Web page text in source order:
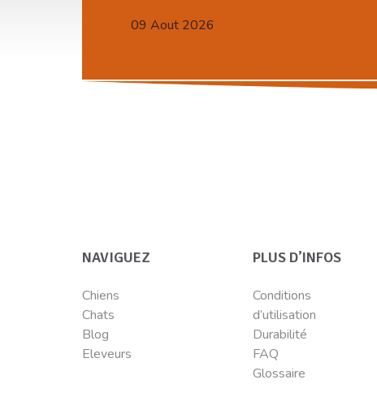
09 Aout 2026
NAVIGUEZ
Chiens
Chats
Blog
Eleveurs
PLUS D’INFOS
Conditions
d’utilisation
Durabilité
FAQ
Glossaire